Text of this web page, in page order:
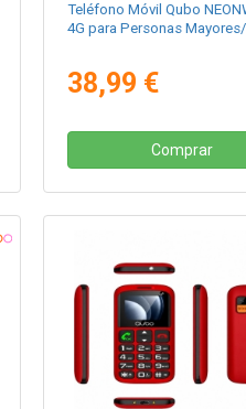
Teléfono Móvil Qubo
4G para Personas
38,99 €
Comprar